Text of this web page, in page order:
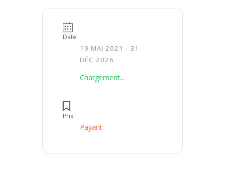
Date
19 MAI 2021 - 31
DÉC 2026
Chargement...
Prix
Payant